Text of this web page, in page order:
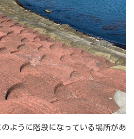
ように階段になっている場所があ